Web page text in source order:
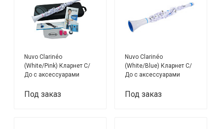
Nuvo Clarinéo
(White/Pink) Кларнет С/
До с аксессуарами
Под заказ
Nuvo Clarinéo
(White/Blue) Кларнет С/
До с аксессуарами
Под заказ